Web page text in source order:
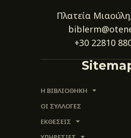
Πλατεία
+30 22810
Η ΒΙΒΛΙΟΘΗΚΗ
ΟΙ ΣΥΛΛΟΓΈΣ
ΕΚΘΕΣΕΙΣ